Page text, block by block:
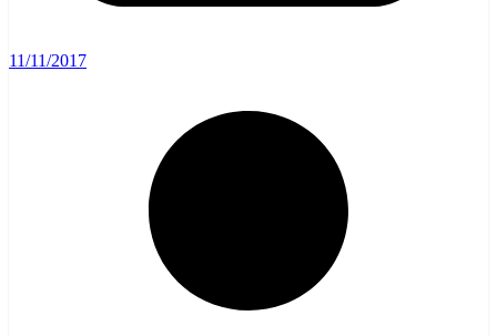
11/11/2017